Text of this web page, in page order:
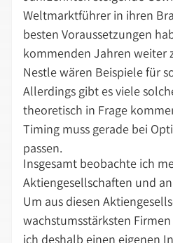
Weltmarktführer in ihren
besten Voraussetzungen
kommenden Jahren weiter
Nestle wären Beispiele für
Allerdings gibt es viele
theoretisch in Frage
Timing muss gerade bei
passen.
Insgesamt beobachte ich
Aktiengesellschaften und
Um aus diesen
wachstumsstärksten
ich deshalb einen eigenen